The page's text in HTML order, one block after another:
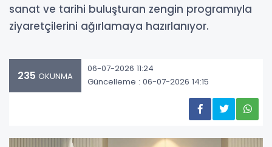
sanat ve tarihi buluşturan zengin programıyla
ziyaretçilerini ağırlamaya hazırlanıyor.
235 OKUNMA
06-07-2026 11:24
Güncelleme : 06-07-2026 14:15